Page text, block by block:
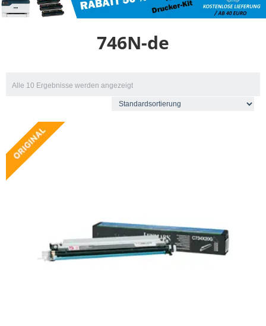
746N-de
Alle 10 Ergebnisse werden angezeigt